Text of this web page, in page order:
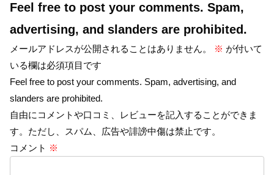
Feel free to post your comments. Spam,
advertising, and slanders are prohibited.
メールアドレスが公開されることはありません。 ※ が付いて
いる欄は必須項目です
Feel free to post your comments. Spam, advertising, and
slanders are prohibited.
自由にコメントや口コミ、レビューを記入することができま
す。ただし、スパム、広告や誹謗中傷は禁止です。
コメント ※